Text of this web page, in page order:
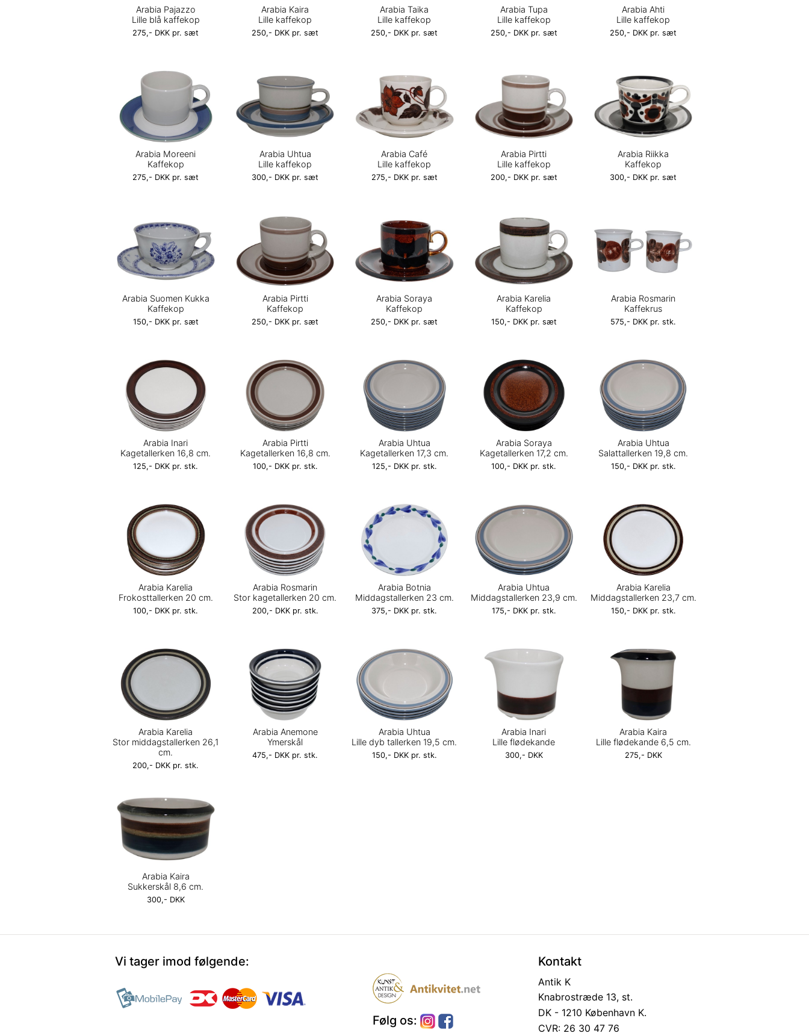
Arabia Pajazzo
Lille blå kaffekop
275,- DKK pr. sæt
Arabia Kaira
Lille kaffekop
250,- DKK pr. sæt
Arabia Taika
Lille kaffekop
250,- DKK pr. sæt
Arabia Tupa
Lille kaffekop
250,- DKK pr. sæt
Arabia Ahti
Lille kaffekop
250,- DKK pr. sæt
Arabia Moreeni
Kaffekop
275,- DKK pr. sæt
Arabia Uhtua
Lille kaffekop
300,- DKK pr. sæt
Arabia Café
Lille kaffekop
275,- DKK pr. sæt
Arabia Pirtti
Lille kaffekop
200,- DKK pr. sæt
Arabia Riikka
Kaffekop
300,- DKK pr. sæt
Arabia Suomen Kukka
Kaffekop
150,- DKK pr. sæt
Arabia Pirtti
Kaffekop
250,- DKK pr. sæt
Arabia Soraya
Kaffekop
250,- DKK pr. sæt
Arabia Karelia
Kaffekop
150,- DKK pr. sæt
Arabia Rosmarin
Kaffekrus
575,- DKK pr. stk.
Arabia Inari
Kagetallerken 16,8 cm.
125,- DKK pr. stk.
Arabia Pirtti
Kagetallerken 16,8 cm.
100,- DKK pr. stk.
Arabia Uhtua
Kagetallerken 17,3 cm.
125,- DKK pr. stk.
Arabia Soraya
Kagetallerken 17,2 cm.
100,- DKK pr. stk.
Arabia Uhtua
Salattallerken 19,8 cm.
150,- DKK pr. stk.
Arabia Karelia
Frokosttallerken 20 cm.
100,- DKK pr. stk.
Arabia Rosmarin
Stor kagetallerken 20 cm.
200,- DKK pr. stk.
Arabia Botnia
Middagstallerken 23 cm.
375,- DKK pr. stk.
Arabia Uhtua
Middagstallerken 23,9 cm.
175,- DKK pr. stk.
Arabia Karelia
Middagstallerken 23,7 cm.
150,- DKK pr. stk.
Arabia Karelia
Stor middagstallerken 26,1
cm.
200,- DKK pr. stk.
Arabia Anemone
Ymerskål
475,- DKK pr. stk.
Arabia Uhtua
Lille dyb tallerken 19,5 cm.
150,- DKK pr. stk.
Arabia Inari
Lille flødekande
300,- DKK
Arabia Kaira
Lille flødekande 6,5 cm.
275,- DKK
Arabia Kaira
Sukkerskål 8,6 cm.
300,- DKK
Vi tager imod følgende:
Følg os:
Kontakt
Antik K
Knabrostræde 13, st.
DK - 1210 København K.
CVR: 26 30 47 76